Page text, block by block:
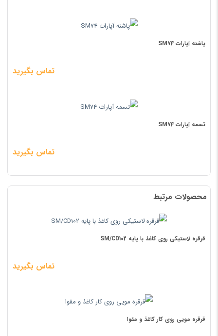
پاشنه آپارات SM74
تماس بگیرید
تسمه آپارات SM74
تماس بگیرید
محصولات مرتبط
قرقره لاستیکی روی کاغذ با پایه SM/CD102
تماس بگیرید
قرقره مویی روی کار کاغذ و مقوا